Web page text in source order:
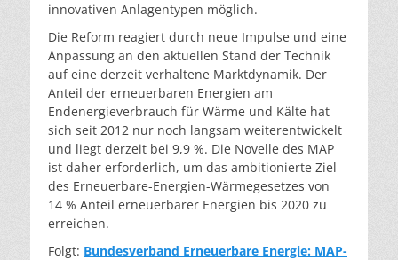
innovativen Anlagentypen möglich.
Die Reform reagiert durch neue Impulse und eine
Anpassung an den aktuellen Stand der Technik
auf eine derzeit verhaltene Marktdynamik. Der
Anteil der erneuerbaren Energien am
Endenergieverbrauch für Wärme und Kälte hat
sich seit 2012 nur noch langsam weiterentwickelt
und liegt derzeit bei 9,9 %. Die Novelle des MAP
ist daher erforderlich, um das ambitionierte Ziel
des Erneuerbare-Energien-Wärmegesetzes von
14 % Anteil erneuerbarer Energien bis 2020 zu
erreichen.
Folgt: Bundesverband Erneuerbare Energie: MAP-